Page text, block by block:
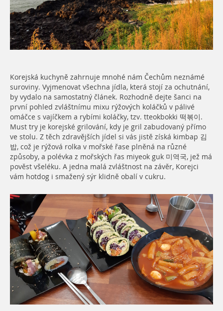
Korejská kuchyně zahrnuje mnohé nám Čechům neznámé
suroviny. Vyjmenovat všechna jídla, která stojí za ochutnání,
by vydalo na samostatný článek. Rozhodně dejte šanci na
první pohled zvláštnímu mixu rýžových koláčků v pálivé
omáčce s vajíčkem a rybími koláčky, tzv. tteokbokki 떡볶이.
Must try je korejské grilování, kdy je gril zabudovaný přímo
ve stolu. Z těch zdravějších jídel si vás jistě získá kimbap 김
밥, což je rýžová rolka v mořské řase plněná na různé
způsoby, a polévka z mořských řas miyeok guk 미역국, jež má
pověst všeléku. A jedna malá zvláštnost na závěr, Korejci
vám hotdog i smažený sýr klidně obalí v cukru.